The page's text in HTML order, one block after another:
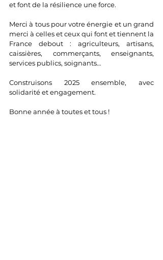
et font de la résilience une force.
Merci à tous pour votre énergie et un grand
merci à celles et ceux qui font et tiennent la
France debout : agriculteurs, artisans,
caissières, commerçants, enseignants,
services publics, soignants…
Construisons 2025 ensemble, avec
solidarité et engagement.
Bonne année à toutes et tous !